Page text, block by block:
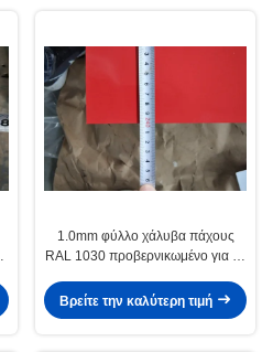
1.0mm φύλλο χάλυβα πάχους
RAL 1030 προβερνικωμένο για το
κατασκευής σκεπής DX51D
Βρείτε την καλύτερη τιμή